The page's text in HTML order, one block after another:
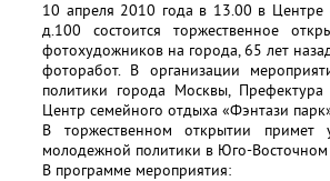
10 апреля 2010 года в 13.00 в Центре
д.100 состоится торжественное
фотохудожников на города, 65 лет
фоторабот. В организации
политики города Москвы,
Центр семейного отдыха «Фэнтази
В торжественном открытии примет
молодежной политики в Юго-
В программе мероприятия: